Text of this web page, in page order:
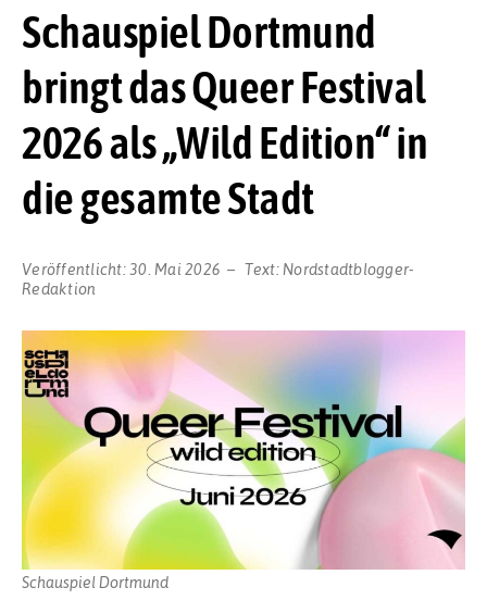
Schauspiel Dortmund
bringt das Queer Festival
2026 als „Wild Edition“ in
die gesamte Stadt
Veröffentlicht:30. Mai 2026 Text: Nordstadtblogger-
Redaktion
Schauspiel Dortmund